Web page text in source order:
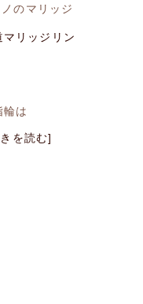
のマリッジ
リッジリン
は
を読む]